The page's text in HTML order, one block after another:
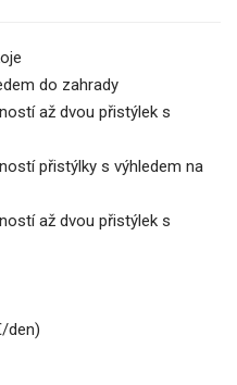
do zahrady
až dvou přistýlek s
přistýlky s výhledem na
až dvou přistýlek s
den)